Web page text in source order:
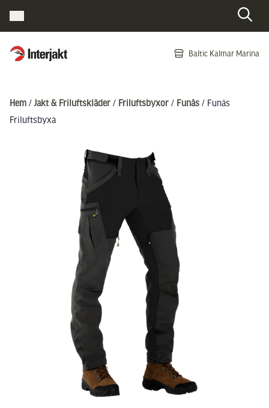
Interjakt SE Baltic Kalmar Marina
Hem / Jakt & Friluftskläder / Friluftsbyxor / Funäs / Funäs
Friluftsbyxa